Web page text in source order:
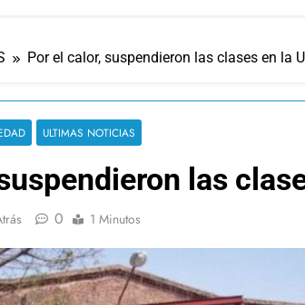
Por el calor, suspendieron las clases en la
ULTIMAS NOTICIAS
las
0 1 Minutos